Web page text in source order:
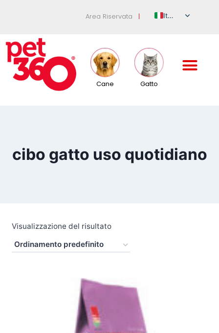
Area Riservata |
Italian
French
Cane Gatto
cibo gatto uso quotidiano
Visualizzazione del risultato